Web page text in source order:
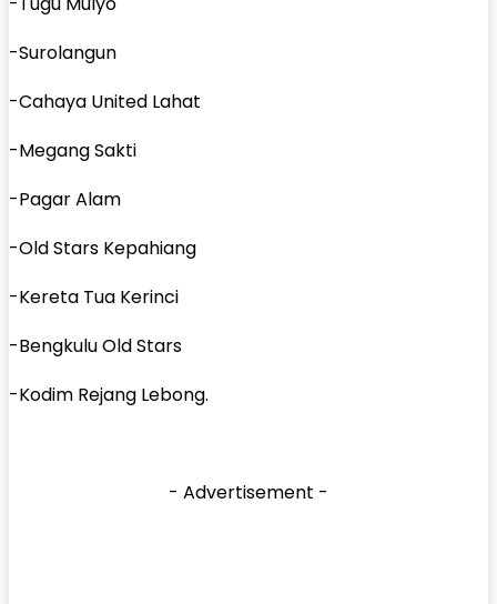
-Surolangun
-Cahaya United Lahat
-Megang Sakti
-Pagar Alam
-Old Stars Kepahiang
-Kereta Tua Kerinci
-Bengkulu Old Stars
-Kodim Rejang Lebong.
- Advertisement -